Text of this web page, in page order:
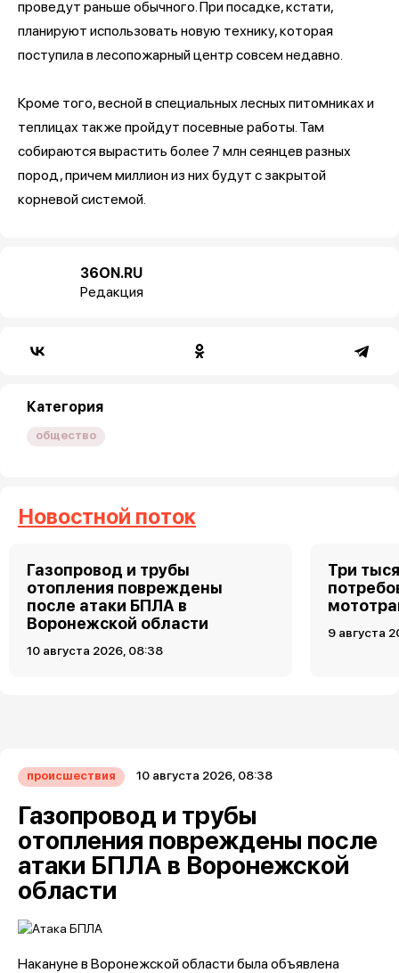
проведут раньше обычного. При посадке, кстати,
планируют использовать новую технику, которая
поступила в лесопожарный центр совсем недавно.
Кроме того, весной в специальных лесных питомниках и
теплицах также пройдут посевные работы. Там
собираются вырастить более 7 млн сеянцев разных
пород, причем миллион из них будут с закрытой
корневой системой.
36ON.RU
Редакция
Категория
общество
Новостной поток
Газопровод и трубы
отопления повреждены
после атаки БПЛА в
Воронежской области
10 августа 2026, 08:38
Три
9 августа
происшествия 10 августа 2026, 08:38
Газопровод и трубы
отопления повреждены после
атаки БПЛА в Воронежской
области
Накануне в Воронежской области была объявлена